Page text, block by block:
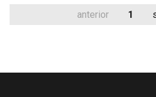
anterior 1